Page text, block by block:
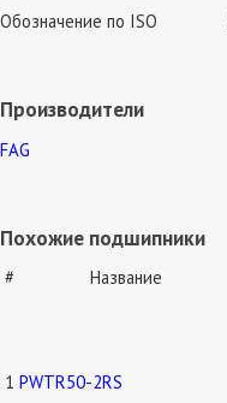
Обозначение по ISO
Производители
FAG
Похожие подшипники
# Название
1 PWTR50-2RS